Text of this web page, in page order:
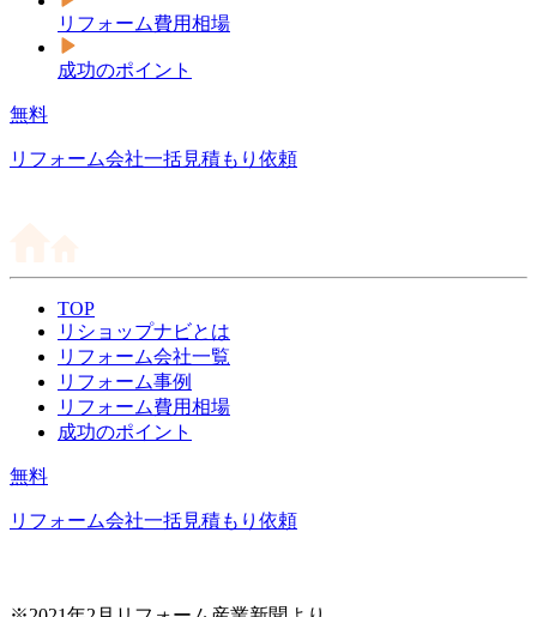
リフォーム費用相場
成功のポイント
無料
リフォーム会社一括見積もり依頼
TOP
リショップナビとは
リフォーム会社一覧
リフォーム事例
リフォーム費用相場
成功のポイント
無料
リフォーム会社一括見積もり依頼